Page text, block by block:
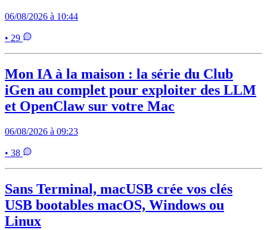
06/08/2026 à 10:44
• 29
Mon IA à la maison : la série du Club
iGen au complet pour exploiter des LLM
et OpenClaw sur votre Mac
06/08/2026 à 09:23
• 38
Sans Terminal, macUSB crée vos clés
USB bootables macOS, Windows ou
Linux